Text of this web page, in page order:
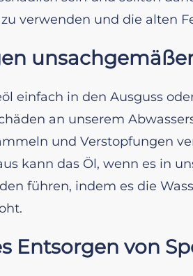
verwenden und die alten
einfach in den Ausguss
an unserem
und Verstopfungen
kann das Öl, wenn es in
führen, indem es die
Entsorgen von